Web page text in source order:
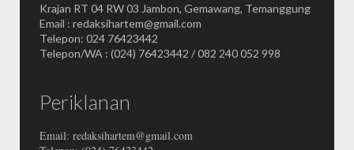
Krajan RT 04 RW 03 Jambon, Gemawang, Temanggung
Email : redaksihartem@gmail.com
Telepon: 024 76423442
Telepon/WA : (024) 76423442 / 082 240 052 998
Periklanan
Email: redaksihartem@gmail.com